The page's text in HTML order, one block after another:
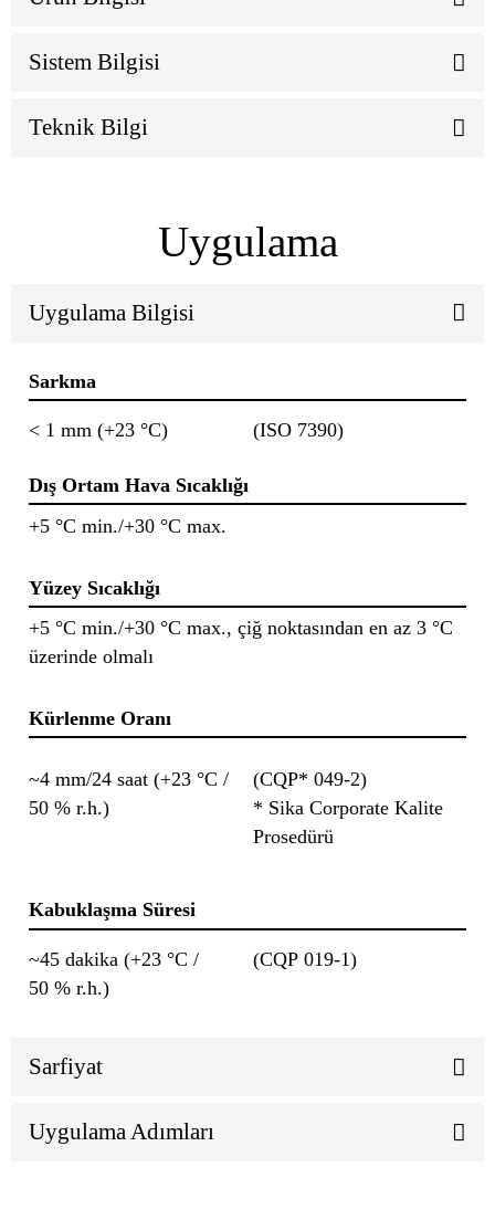
Sistem Bilgisi
Teknik Bilgi
Uygulama
Uygulama Bilgisi
Sarkma
< 1 mm (+23 °C) (ISO 7390)
Dış Ortam Hava Sıcaklığı
+5 °C min./+30 °C max.
Yüzey Sıcaklığı
+5 °C min./+30 °C max., çiğ noktasından en az 3 °C
üzerinde olmalı
Kürlenme Oranı
~4 mm/24 saat (+23 °C /
50 % r.h.)
(CQP* 049-2)
* Sika Corporate Kalite
Prosedürü
Kabuklaşma Süresi
~45 dakika (+23 °C /
50 % r.h.)
(CQP 019-1)
Sarfiyat
Uygulama Adımları